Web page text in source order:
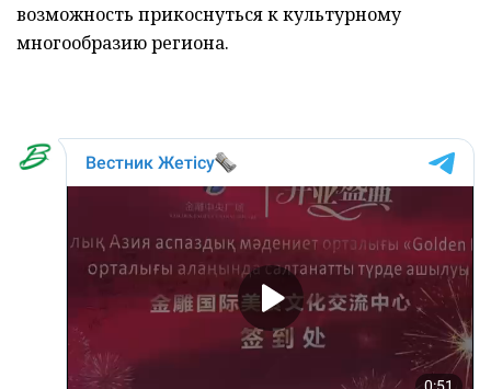
возможность прикоснуться к культурному
многообразию региона.